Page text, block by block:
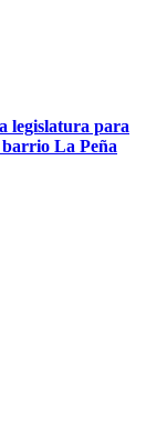
legislatura para
barrio La Peña